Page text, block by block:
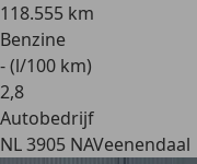
118.555 km
Benzine
- (l/100 km)
2,8
Autobedrijf
NL 3905 NAVeenendaal